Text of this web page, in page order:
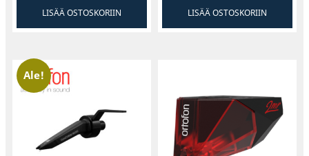
LISÄÄ OSTOSKORIIN LISÄÄ OSTOSKORIIN
Ale!